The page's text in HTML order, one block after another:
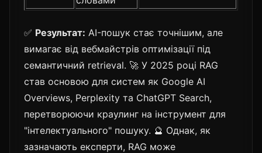
✅ Результат: AI-пошук стає точнішим, але
вимагає від вебмайстрів оптимізації під
семантичний retrieval. 🚀 У 2025 році RAG
став основою для систем як Google AI
Overviews, Perplexity та ChatGPT Search,
перетворюючи краулинг на інструмент для
"інтелектуального" пошуку. 🔮 Однак, як
зазначають експерти, RAG може